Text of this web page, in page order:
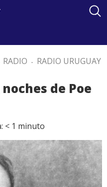
RADIO . RADIO URUGUAY
de Poe
< 1 minuto